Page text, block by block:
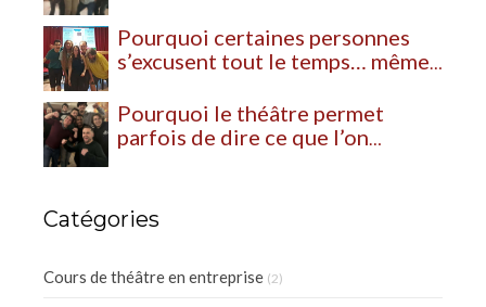
Pourquoi certaines personnes
s’excusent tout le temps… même
Pourquoi le théâtre permet
parfois de dire ce que l’on
Catégories
Cours de théâtre en entreprise (2)